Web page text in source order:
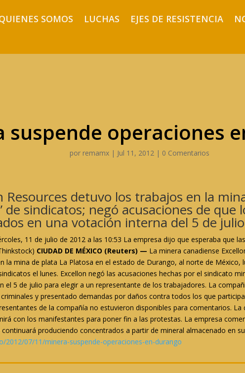
SOMOS LUCHAS EJES DE RESISTENCIA
suspende operaciones
por remamx| Jul 11, 2012| 0 Comentarios
Resources detuvo los trabajos en la
de sindicatos; negó acusaciones de
en una votación interna del 5 de
11 de julio de 2012 a las 10:53 La empresa dijo que esperaba que
CIUDAD DE MÉXICO (Reuters) — La minera canadiense
la mina de plata La Platosa en el estado de Durango, al norte de México,
el lunes. Excellon negó las acusaciones hechas por el sindicato
5 de julio para elegir a un representante de los trabajadores. La
y presentado demandas por daños contra todos los que
de la compañía no estuvieron disponibles para comentarios.
con los manifestantes para poner fin a las protestas. La empresa
produciendo concentrados a partir de mineral almacenado en
2012/07/11/minera-suspende-operaciones-en-durango